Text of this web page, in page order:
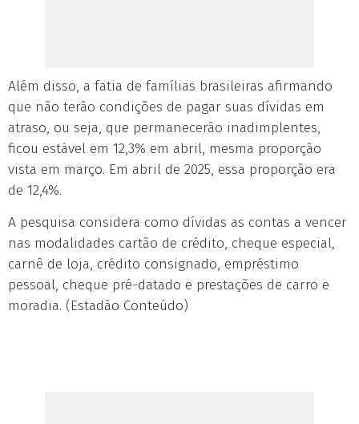
Além disso, a fatia de famílias brasileiras afirmando
que não terão condições de pagar suas dívidas em
atraso, ou seja, que permanecerão inadimplentes,
ficou estável em 12,3% em abril, mesma proporção
vista em março. Em abril de 2025, essa proporção era
de 12,4%.
A pesquisa considera como dívidas as contas a vencer
nas modalidades cartão de crédito, cheque especial,
carnê de loja, crédito consignado, empréstimo
pessoal, cheque pré-datado e prestações de carro e
moradia. (Estadão Conteúdo)